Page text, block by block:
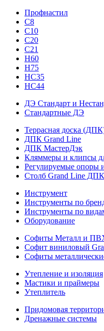
Профнастил
С8
С10
С20
С21
H60
H75
HС35
НС44
ДЭ Стандарт и
Стандартные ДЭ
Террасная доска
ДПК Grand Line
ДПК МастерДэк
Кляммеры и клипсы
Регулируемые опоры
Столб Grand Line
Инструмент
Инструменты по
Инструменты по
Оборудование
Софиты Металл и
Софит виниловый
Софиты
Утепление и изоляция
Мастики и праймеры
Утеплитель
Придомовая
Дренажные системы